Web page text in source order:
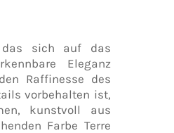
das sich auf das
Eleganz
Raffinesse des
vorbehalten ist,
kunstvoll aus
Farbe Terre